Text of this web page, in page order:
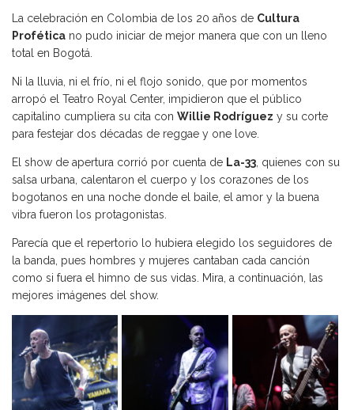
La celebración en Colombia de los 20 años de Cultura
Profética no pudo iniciar de mejor manera que con un lleno
total en Bogotá.
Ni la lluvia, ni el frío, ni el flojo sonido, que por momentos
arropó el Teatro Royal Center, impidieron que el público
capitalino cumpliera su cita con Willie Rodríguez y su corte
para festejar dos décadas de reggae y one love.
El show de apertura corrió por cuenta de La-33 , quienes con su
salsa urbana, calentaron el cuerpo y los corazones de los
bogotanos en una noche donde el baile, el amor y la buena
vibra fueron los protagonistas.
Parecía que el repertorio lo hubiera elegido los seguidores de
la banda, pues hombres y mujeres cantaban cada canción
como si fuera el himno de sus vidas. Mira, a continuación, las
mejores imágenes del show.